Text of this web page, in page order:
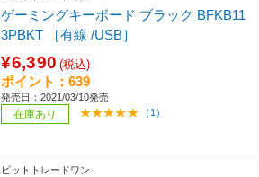
ゲーミングキーボード ブラック BFKB11
3PBKT ［有線 /USB］
¥6,390 (税込)
ポイント：639
発売日：2021/03/10発売
在庫あり （1）
ビットトレードワン